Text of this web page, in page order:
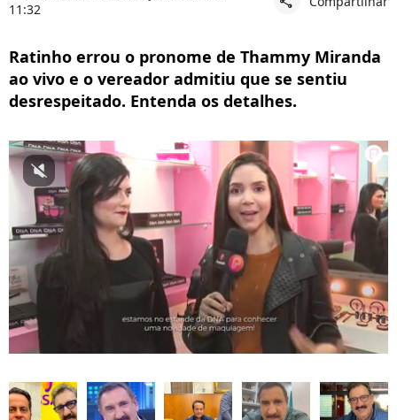
11:32
Ratinho errou o pronome de Thammy Miranda
ao vivo e o vereador admitiu que se sentiu
desrespeitado. Entenda os detalhes.